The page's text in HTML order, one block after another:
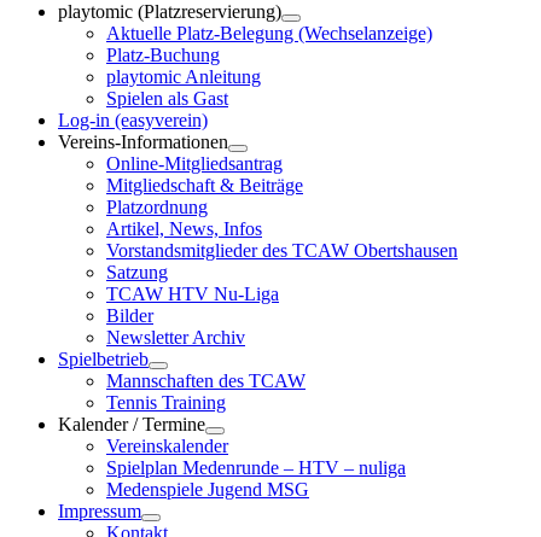
playtomic (Platzreservierung)
Aktuelle Platz-Belegung (Wechselanzeige)
Platz-Buchung
playtomic Anleitung
Spielen als Gast
Log-in (easyverein)
Vereins-Informationen
Online-Mitgliedsantrag
Mitgliedschaft & Beiträge
Platzordnung
Artikel, News, Infos
Vorstandsmitglieder des TCAW Obertshausen
Satzung
TCAW HTV Nu-Liga
Bilder
Newsletter Archiv
Spielbetrieb
Mannschaften des TCAW
Tennis Training
Kalender / Termine
Vereinskalender
Spielplan Medenrunde – HTV – nuliga
Medenspiele Jugend MSG
Impressum
Kontakt